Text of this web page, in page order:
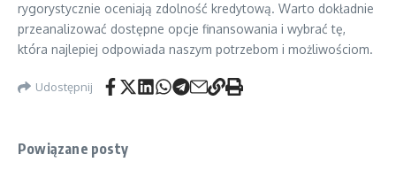
rygorystycznie oceniają zdolność kredytową. Warto dokładnie
przeanalizować dostępne opcje finansowania i wybrać tę,
która najlepiej odpowiada naszym potrzebom i możliwościom.
Udostępnij
Powiązane posty